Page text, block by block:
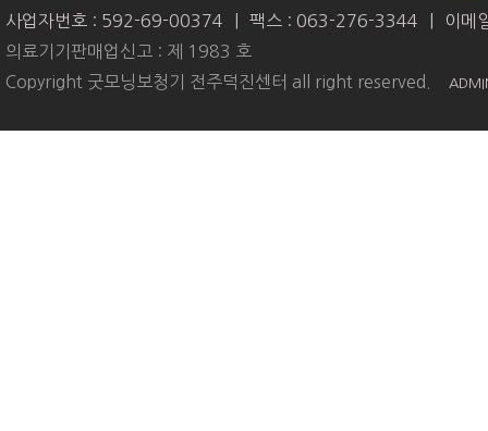
사업자번호 : 592-69-00374
팩스 : 063-276-3344
이메
의료기기판매업신고 : 제 1983 호
Copyright 굿모닝보청기 전주덕진센터 all right reserved.